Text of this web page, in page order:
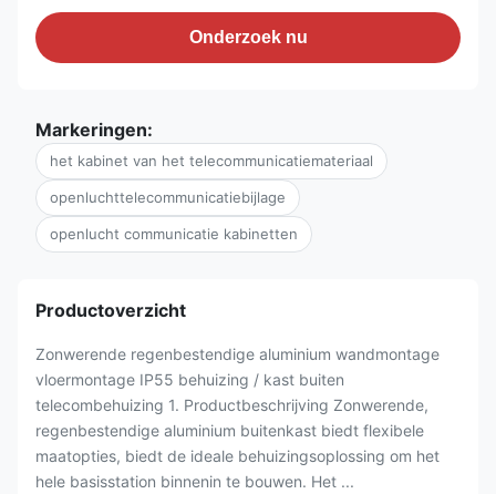
Onderzoek nu
Markeringen:
het kabinet van het telecommunicatiemateriaal
openluchttelecommunicatiebijlage
openlucht communicatie kabinetten
Productoverzicht
Zonwerende regenbestendige aluminium wandmontage
vloermontage IP55 behuizing / kast buiten
telecombehuizing 1. Productbeschrijving Zonwerende,
regenbestendige aluminium buitenkast biedt flexibele
maatopties, biedt de ideale behuizingsoplossing om het
hele basisstation binnenin te bouwen. Het ...